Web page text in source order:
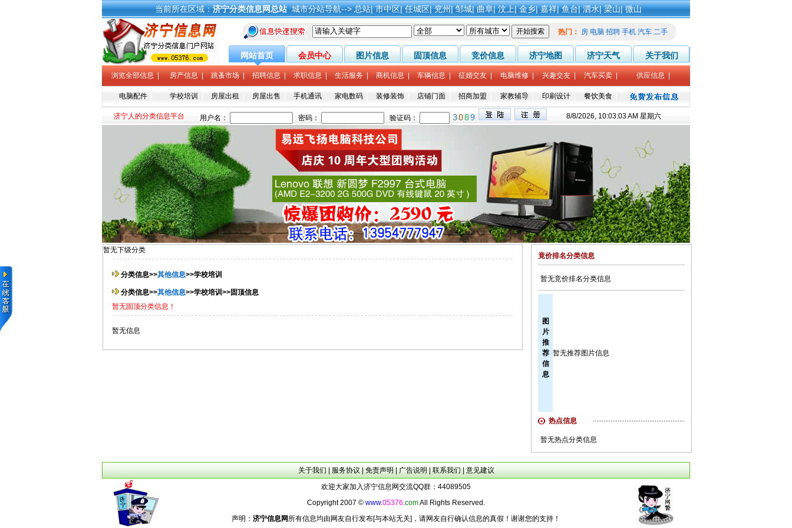
当前所在区域：济宁分类信息网总站城市分站导航-->总站|市中区|任城区|兖州|邹城|曲阜|汶上|金乡|嘉祥|鱼台|泗水|梁山|微山
热门：租房 电脑 招聘 手机 汽车 二手 家教
网站首页 会员中心 图片信息 固顶信息 竞价信息 济宁地图 济宁天气 关于我们
浏览全部信息 房产信息 跳蚤市场 招聘信息 求职信息 生活服务 商机信息 车辆信息 征婚交友 电脑维修| 兴趣交友| 汽车买卖| 供应信息
电脑配件 学校培训 房屋出租 房屋出售 手机通讯 家电数码 装修装饰 店铺门面 招商加盟 家教辅导| 印刷设计| 餐饮美食|
济宁人的分类信息平台 8/8/2026, 10:03:03 AM 星期六
暂无下级分类
分类信息>>其他信息>>学校培训
分类信息>>其他信息>>学校培训>>固顶信息
暂无固顶分类信息！
暂无信息
竟价排名分类信息
暂无竞价排名分类信息
图
片
推
荐
信
息
暂无推荐图片信息
热点信息
暂无热点分类信息
关于我们 服务协议 免责声明 广告说明 联系我们
意见建议
欢迎大家加入济宁信息网交流QQ群：44089505
Copyright 2007 © www.05376.comAll Rights Reserved.
声明： 济宁信息网 所有信息均由网友自行发布[与本站无关]，请网友自行确认信息的真假！谢谢您的支持！